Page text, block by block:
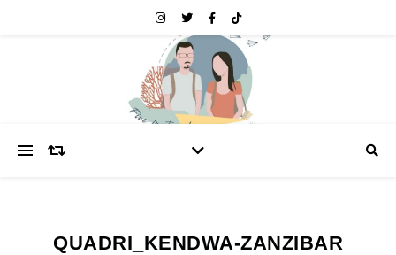
QUADRI_KENDWA-ZANZIBAR